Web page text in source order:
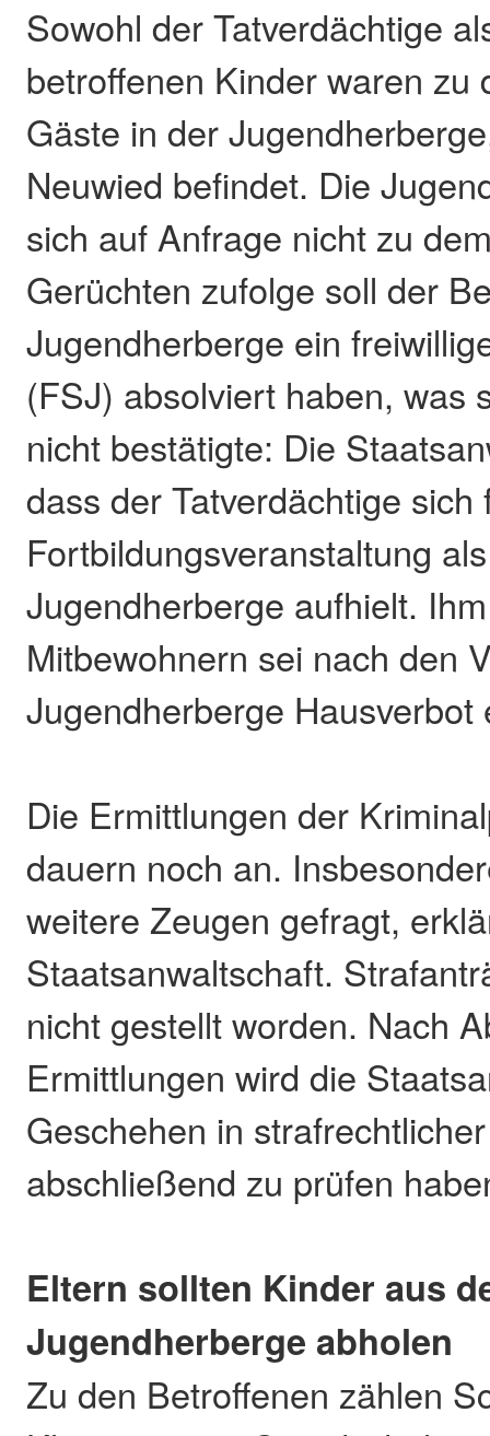
Sowohl der Tatverdächtige
betroffenen Kinder waren zu
Gäste in der
Neuwied befindet. Die
sich auf Anfrage nicht zu
Gerüchten zufolge soll der
Jugendherberge ein
(FSJ) absolviert haben, was
nicht bestätigte: Die
dass der Tatverdächtige sich
Fortbildungsveranstaltung
Jugendherberge aufhielt.
Mitbewohnern sei nach den
Jugendherberge Hausverbot
Die Ermittlungen der
dauern noch an.
weitere Zeugen gefragt,
Staatsanwaltschaft.
nicht gestellt worden. Nach
Ermittlungen wird die
Geschehen in
abschließend zu prüfen
Eltern sollten Kinder aus
Jugendherberge abholen
Zu den Betroffenen zählen